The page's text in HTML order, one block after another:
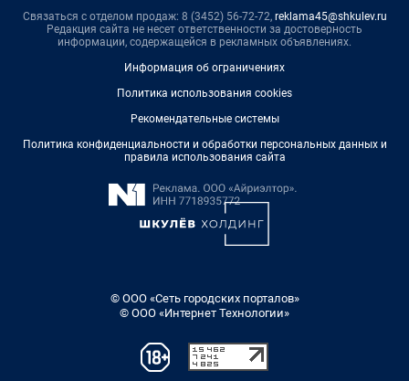
Связаться с отделом продаж: 8 (3452) 56-72-72, reklama45@shkulev.ru
Редакция сайта не несет ответственности за достоверность
информации, содержащейся в рекламных объявлениях.
Информация об ограничениях
Политика использования cookies
Рекомендательные системы
Политика конфиденциальности и обработки персональных данных и
правила использования сайта
© ООО «Сеть городских порталов»
© ООО «Интернет Технологии»